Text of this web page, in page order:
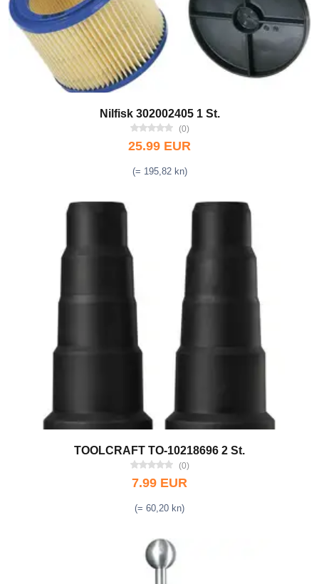
Nilfisk 302002405 1 St.
(0)
25.99 EUR
(= 195,82 kn)
TOOLCRAFT TO-10218696 2 St.
(0)
7.99 EUR
(= 60,20 kn)